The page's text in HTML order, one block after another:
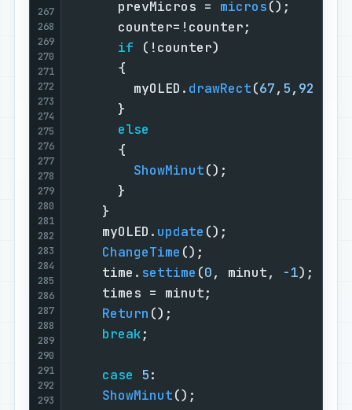
267
268
269
270
271
272
273
274
275
276
277
278
279
280
281
282
283
284
285
286
287
288
289
290
291
292
293
      prevMicros =
micros
if
        myOLED.
drawRect(67, 5, 92
else
ShowMinut
    myOLED.
update
ChangeTime
    time.
settime (0, minut, -1
Return
break
case 5
ShowMinut